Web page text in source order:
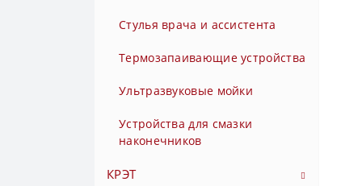
света (без фиброоптики)
Угловые повышающие
фиброоптикой
Угловые повышающие
наконечники 1:5 с
Стулья врача и ассистента
Термозапаивающие устройства
Ультразвуковые мойки
Устройства для смазки
наконечников
КРЭТ